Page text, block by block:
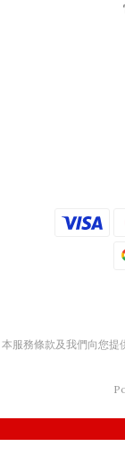
本服務條款及我們向您提